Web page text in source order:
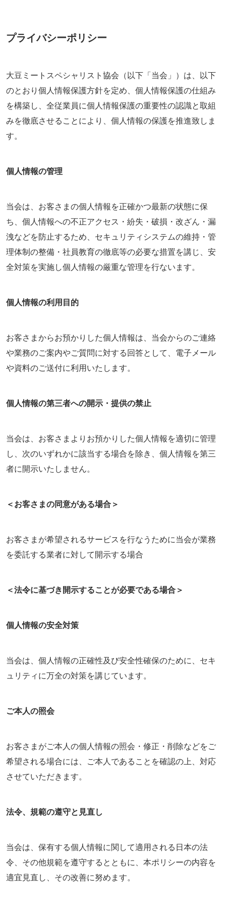
プライバシーポリシー
大豆ミートスペシャリスト協会（以下「当会」）は、以下
のとおり個人情報保護方針を定め、個人情報保護の仕組み
を構築し、全従業員に個人情報保護の重要性の認識と取組
みを徹底させることにより、個人情報の保護を推進致しま
す。
個人情報の管理
当会は、お客さまの個人情報を正確かつ最新の状態に保
ち、個人情報への不正アクセス・紛失・破損・改ざん・漏
洩などを防止するため、セキュリティシステムの維持・管
理体制の整備・社員教育の徹底等の必要な措置を講じ、安
全対策を実施し個人情報の厳重な管理を行ないます。
個人情報の利用目的
お客さまからお預かりした個人情報は、当会からのご連絡
や業務のご案内やご質問に対する回答として、電子メール
や資料のご送付に利用いたします。
個人情報の第三者への開示・提供の禁止
当会は、お客さまよりお預かりした個人情報を適切に管理
し、次のいずれかに該当する場合を除き、個人情報を第三
者に開示いたしません。
＜お客さまの同意がある場合＞
お客さまが希望されるサービスを行なうために当会が業務
を委託する業者に対して開示する場合
＜法令に基づき開示することが必要である場合＞
個人情報の安全対策
当会は、個人情報の正確性及び安全性確保のために、セキ
ュリティに万全の対策を講じています。
ご本人の照会
お客さまがご本人の個人情報の照会・修正・削除などをご
希望される場合には、ご本人であることを確認の上、対応
させていただきます。
法令、規範の遵守と見直し
当会は、保有する個人情報に関して適用される日本の法
令、その他規範を遵守するとともに、本ポリシーの内容を
適宜見直し、その改善に努めます。